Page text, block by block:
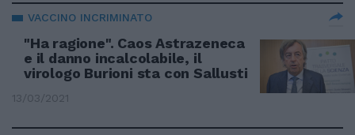
VACCINO INCRIMINATO
"Ha ragione". Caos Astrazeneca
e il danno incalcolabile, il
virologo Burioni sta con Sallusti
13/03/2021